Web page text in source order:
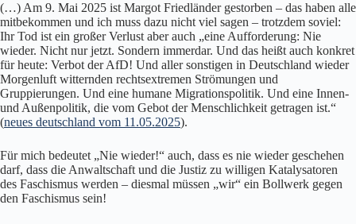
(…) Am 9. Mai 2025 ist Margot Friedländer gestorben – das haben alle
mitbekommen und ich muss dazu nicht viel sagen – trotzdem soviel:
Ihr Tod ist ein großer Verlust aber auch „eine Aufforderung: Nie
wieder. Nicht nur jetzt. Sondern immerdar. Und das heißt auch konkret
für heute: Verbot der AfD! Und aller sonstigen in Deutschland wieder
Morgenluft witternden rechtsextremen Strömungen und
Gruppierungen. Und eine humane Migrationspolitik. Und eine Innen-
und Außenpolitik, die vom Gebot der Menschlichkeit getragen ist.“
(neues deutschland vom 11.05.2025).
Für mich bedeutet „Nie wieder!“ auch, dass es nie wieder geschehen
darf, dass die Anwaltschaft und die Justiz zu willigen Katalysatoren
des Faschismus werden – diesmal müssen „wir“ ein Bollwerk gegen
den Faschismus sein!